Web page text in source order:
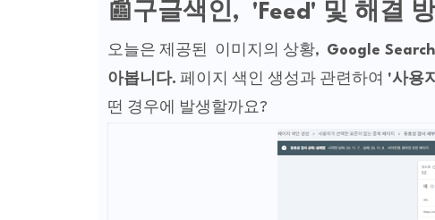
📰구글색인, 'Feed' 및 해결
오늘은 제공된 이미지의 상황, Google
아봅니다. 페이지 색인 생성과 관련하여 '사용
떤 경우에 발생할까요?